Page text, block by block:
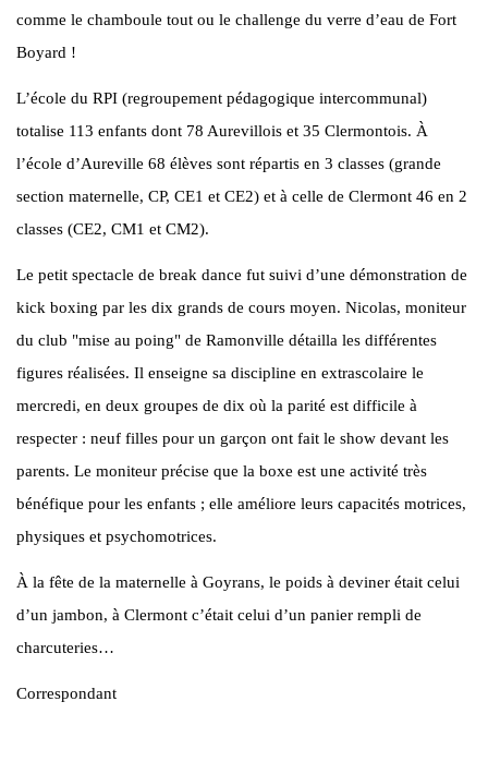
comme le chamboule tout ou le challenge du verre d’eau de Fort
Boyard !
L’école du RPI (regroupement pédagogique intercommunal)
totalise 113 enfants dont 78 Aurevillois et 35 Clermontois. À
l’école d’Aureville 68 élèves sont répartis en 3 classes (grande
section maternelle, CP, CE1 et CE2) et à celle de Clermont 46 en 2
classes (CE2, CM1 et CM2).
Le petit spectacle de break dance fut suivi d’une démonstration de
kick boxing par les dix grands de cours moyen. Nicolas, moniteur
du club "mise au poing" de Ramonville détailla les différentes
figures réalisées. Il enseigne sa discipline en extrascolaire le
mercredi, en deux groupes de dix où la parité est difficile à
respecter : neuf filles pour un garçon ont fait le show devant les
parents. Le moniteur précise que la boxe est une activité très
bénéfique pour les enfants ; elle améliore leurs capacités motrices,
physiques et psychomotrices.
À la fête de la maternelle à Goyrans, le poids à deviner était celui
d’un jambon, à Clermont c’était celui d’un panier rempli de
charcuteries…
Correspondant